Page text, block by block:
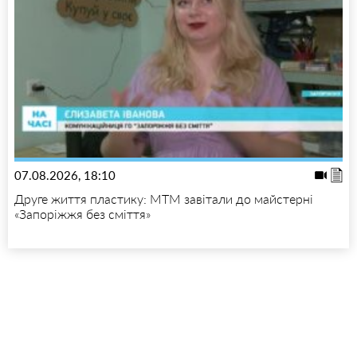
07.08.2026, 18:10
Друге життя пластику: МТМ завітали до майстерні
«Запоріжжя без сміття»